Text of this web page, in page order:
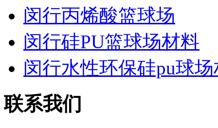
闵行丙烯酸篮球场
闵行硅PU篮球场材料
闵行水性环保硅pu球
联系我们